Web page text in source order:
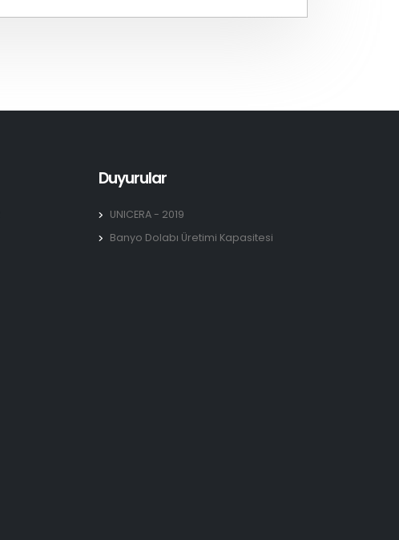
Duyurular
UNICERA - 2019
Banyo Dolabı Üretimi Kapasitesi